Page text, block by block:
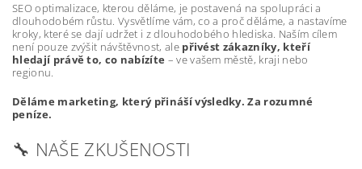
SEO optimalizace, kterou děláme, je postavená na spolupráci a
dlouhodobém růstu. Vysvětlíme vám, co a proč děláme, a nastavíme
kroky, které se dají udržet i z dlouhodobého hlediska. Naším cílem
není pouze zvýšit návštěvnost, ale přivést zákazníky, kteří
hledají právě to, co nabízíte – ve vašem městě, kraji nebo
regionu.
Děláme marketing, který přináší výsledky. Za rozumné
peníze.
🔧 NAŠE ZKUŠENOSTI